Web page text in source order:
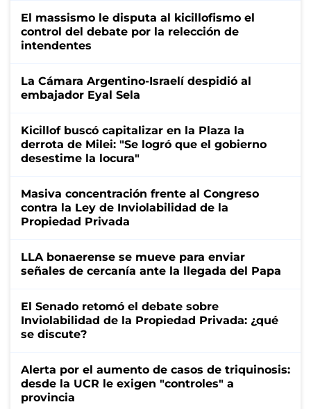
El massismo le disputa al kicillofismo el
control del debate por la relección de
intendentes
La Cámara Argentino-Israelí despidió al
embajador Eyal Sela
Kicillof buscó capitalizar en la Plaza la
derrota de Milei: "Se logró que el gobierno
desestime la locura"
Masiva concentración frente al Congreso
contra la Ley de Inviolabilidad de la
Propiedad Privada
LLA bonaerense se mueve para enviar
señales de cercanía ante la llegada del Papa
El Senado retomó el debate sobre
Inviolabilidad de la Propiedad Privada: ¿qué
se discute?
Alerta por el aumento de casos de triquinosis:
desde la UCR le exigen "controles" a
provincia